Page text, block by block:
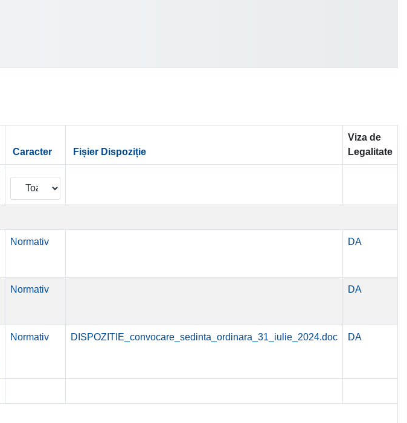
Caracter Fișier Dispoziție
Viza de
Legalitate
Normativ DA
Normativ DA
Normativ DISPOZITIE_convocare_sedinta_ordinara_31_iulie_2024.doc DA